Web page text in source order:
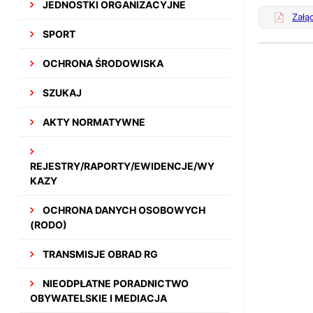
JEDNOSTKI ORGANIZACYJNE
SPORT
OCHRONA ŚRODOWISKA
SZUKAJ
AKTY NORMATYWNE
REJESTRY/RAPORTY/EWIDENCJE/WY
KAZY
OCHRONA DANYCH OSOBOWYCH
(RODO)
TRANSMISJE OBRAD RG
NIEODPŁATNE PORADNICTWO
OBYWATELSKIE I MEDIACJA